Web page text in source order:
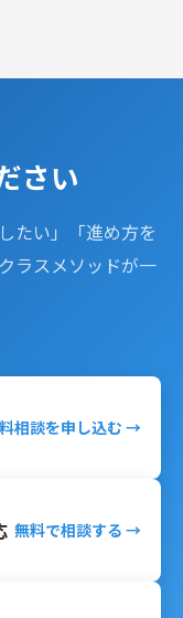
さい
たい」「進め方を
ラスメソッドが一
相談を申し込む →
無料で相談する →